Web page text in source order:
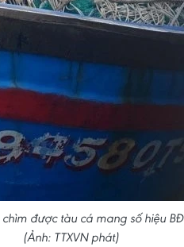
được tàu cá mang số hiệu
(Ảnh: TTXVN phát)